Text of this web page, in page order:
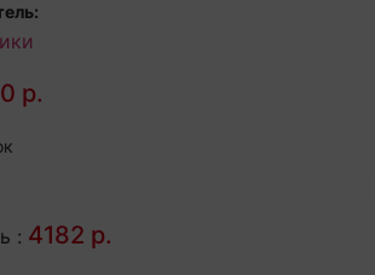
р.
: 4182 р.